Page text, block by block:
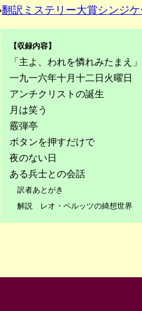
翻訳ミステリー大賞シンジ
【収録内容】
「主よ、われを憐れみたまえ」
一九一六年十月十二日火曜日
アンチクリストの誕生
月は笑う
霰弾亭
ボタンを押すだけで
夜のない日
ある兵士との会話
訳者あとがき
解説 レオ・ペルッツの綺想世